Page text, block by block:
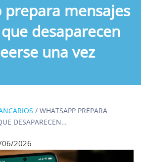
prepara mensajes
desaparecen
una vez
/ WHATSAPP PREPARA
DESAPARECEN…
2026